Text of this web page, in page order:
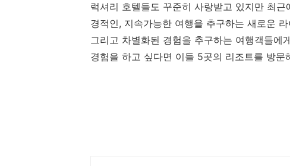
럭셔리 호텔들도 꾸준히 사랑받고 있지만 최
경적인, 지속가능한 여행을 추구하는 새로운
그리고 차별화된 경험을 추구하는 여행객들
경험을 하고 싶다면 이들 5곳의 리조트를 방문